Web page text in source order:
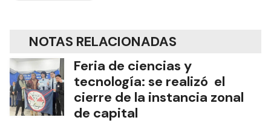
NOTAS RELACIONADAS
Feria de ciencias y
tecnología: se realizó el
cierre de la instancia zonal
de capital